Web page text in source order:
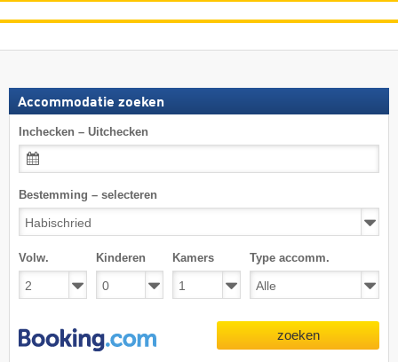
Accommodatie zoeken
Inchecken – Uitchecken
Bestemming – selecteren
Volw. Kinderen Kamers Type accomm.
zoeken